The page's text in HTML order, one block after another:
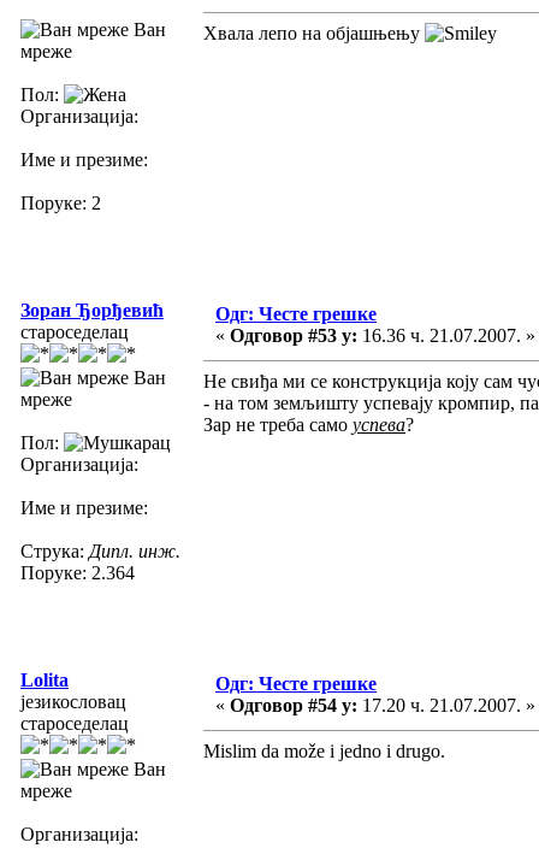
Ван
мреже
Пол:
Организација:
Име и презиме:
Поруке: 2
Хвала лепо на објашњењу
Зоран Ђорђевић
староседелац
Ван
мреже
Пол:
Организација:
Име и презиме:
Струка: Дипл. инж.
Поруке: 2.364
Одг: Честе грешке
« Одговор #53 у: 16.36 ч. 21.07.2007. »
Не свиђа ми се конструкција коју сам
- на том земљишту успевају кромпир,
Зар не треба само успева?
Lolita
језикословац
староседелац
Ван
мреже
Организација:
Одг: Честе грешке
« Одговор #54 у: 17.20 ч. 21.07.2007. »
Mislim da može i jedno i drugo.